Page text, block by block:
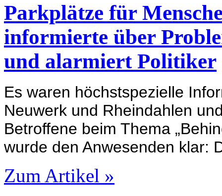
Parkplätze für
informierte über
und alarmiert Politiker
Es waren höchstspezielle
Neuwerk und Rheindahlen
Betroffene beim Thema
wurde den Anwesenden klar:
Zum Artikel »